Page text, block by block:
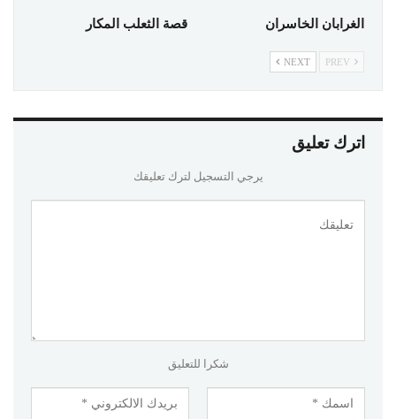
الغرابان الخاسران قصة الثعلب المكار
NEXT
اترك تعليق
يرجي التسجيل لترك تعليقك
شكرا للتعليق